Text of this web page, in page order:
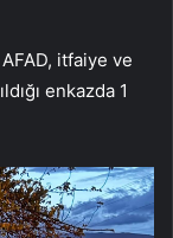
itfaiye ve
enkazda 1